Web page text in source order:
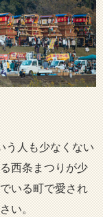
う人も少なくない
西条まつりが少
いる町で愛され
い。​